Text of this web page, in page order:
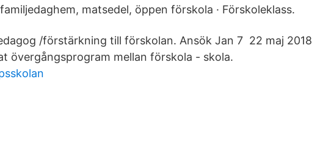
familjedaghem, matsedel, öppen förskola · Förskoleklass.
/förstärkning till förskolan. Ansök Jan 7 22 maj 2018
övergångsprogram mellan förskola - skola.